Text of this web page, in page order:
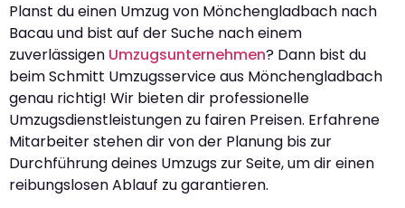
Planst du einen Umzug von Mönchengladbach nach
Bacau und bist auf der Suche nach einem
zuverlässigen Umzugsunternehmen? Dann bist du
beim Schmitt Umzugsservice aus Mönchengladbach
genau richtig! Wir bieten dir professionelle
Umzugsdienstleistungen zu fairen Preisen. Erfahrene
Mitarbeiter stehen dir von der Planung bis zur
Durchführung deines Umzugs zur Seite, um dir einen
reibungslosen Ablauf zu garantieren.